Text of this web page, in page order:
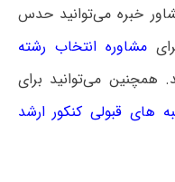
خبره می‌توانید حدس
مشاوره انتخاب رشته
همچنین می‌توانید برای
های قبولی کنکور ارشد